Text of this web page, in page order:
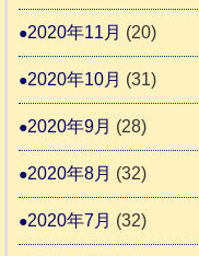
2020年11月 (20)
2020年10月 (31)
2020年9月 (28)
2020年8月 (32)
2020年7月 (32)